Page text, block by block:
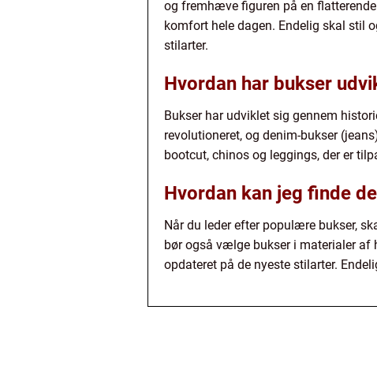
og fremhæve figuren på en
komfort hele dagen. Endelig skal stil
stilarter.
Hvordan har bukser
Bukser har udviklet sig gennem
revolutioneret, og denim-bukser
bootcut, chinos og leggings, der er
Hvordan kan jeg finde
Når du leder efter populære bukser,
bør også vælge bukser i materialer af
opdateret på de nyeste stilarter.